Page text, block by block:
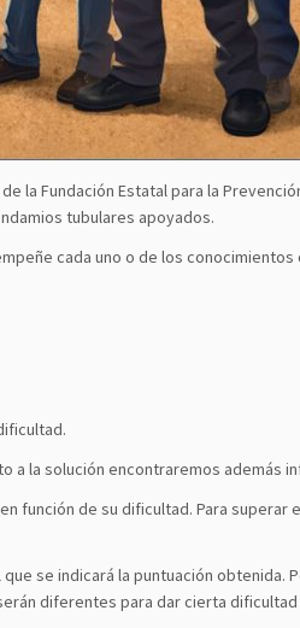
la Fundación Estatal para la
tubulares apoyados.
cada uno o de los
a la solución encontraremos además
función de su dificultad. Para
se indicará la puntuación obtenida.
diferentes para dar cierta dificultad